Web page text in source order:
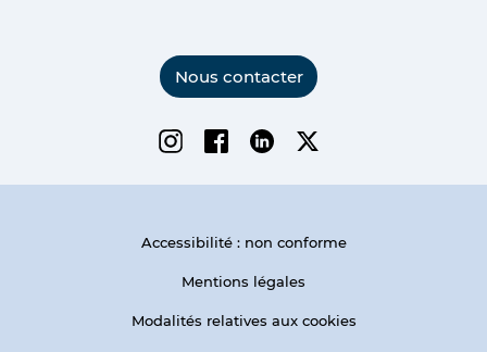
Nous contacter
InstagramFacebookLinkedinTwitter
Accessibilité : non conforme
Mentions légales
Modalités relatives aux cookies